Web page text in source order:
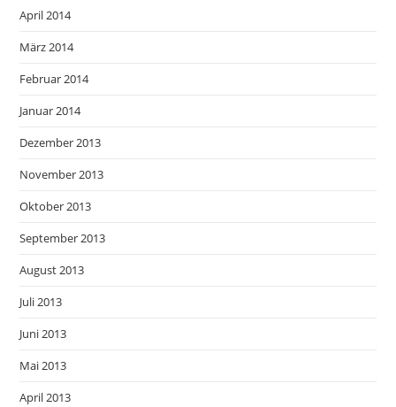
April 2014
März 2014
Februar 2014
Januar 2014
Dezember 2013
November 2013
Oktober 2013
September 2013
August 2013
Juli 2013
Juni 2013
Mai 2013
April 2013